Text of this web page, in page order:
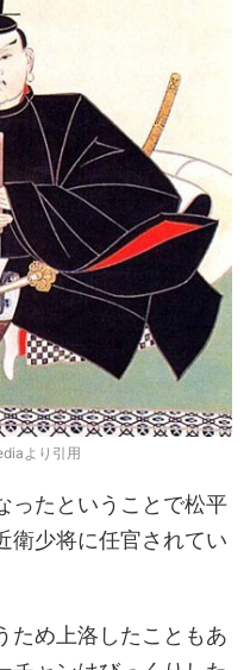
より引用
ったということで松平
衛少将に任官されてい
ため上洛したこともあ